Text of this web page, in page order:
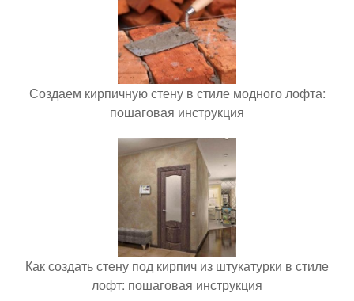
Создаем кирпичную стену в стиле модного лофта:
пошаговая инструкция
Как создать стену под кирпич из штукатурки в стиле
лофт: пошаговая инструкция